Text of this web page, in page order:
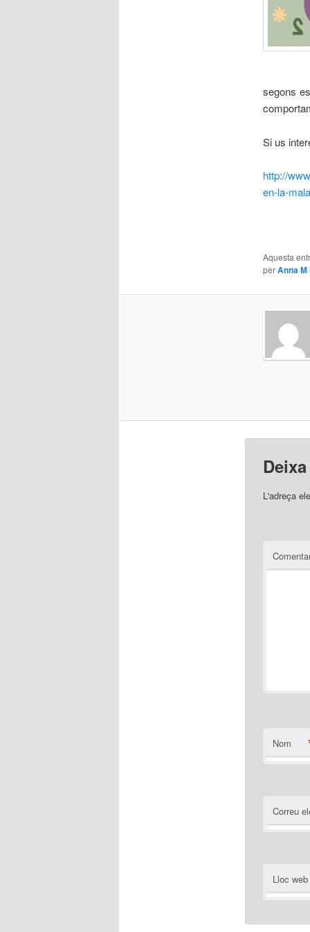
segons
Si us
http://
en-la-
Aquesta
perAnna M
L'adreça
Nom
Correu
Lloc web